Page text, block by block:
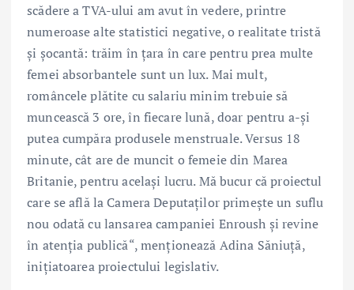
scădere a TVA-ului am avut în vedere, printre
numeroase alte statistici negative, o realitate tristă
și șocantă: trăim în țara în care pentru prea multe
femei absorbantele sunt un lux. Mai mult,
româncele plătite cu salariu minim trebuie să
muncească 3 ore, în fiecare lună, doar pentru a-și
putea cumpăra produsele menstruale. Versus 18
minute, cât are de muncit o femeie din Marea
Britanie, pentru același lucru. Mă bucur că proiectul
care se află la Camera Deputaților primește un suflu
nou odată cu lansarea campaniei Enroush și revine
în atenția publică“, menționează Adina Săniuță,
inițiatoarea proiectului legislativ.